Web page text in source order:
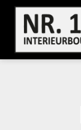
Doorgaan
inhoud